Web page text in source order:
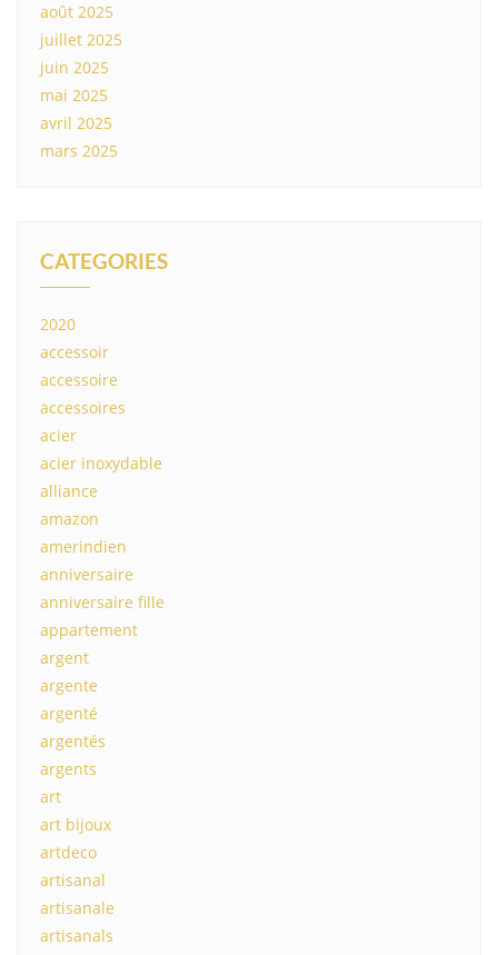
août 2025
juillet 2025
juin 2025
mai 2025
avril 2025
mars 2025
CATEGORIES
2020
accessoir
accessoire
accessoires
acier
acier inoxydable
alliance
amazon
amerindien
anniversaire
anniversaire fille
appartement
argent
argente
argenté
argentés
argents
art
art bijoux
artdeco
artisanal
artisanale
artisanals